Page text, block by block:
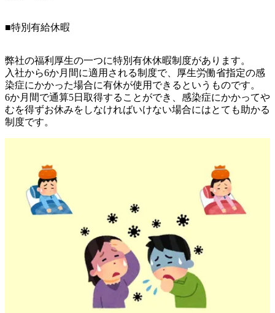
■特別有給休暇
弊社の福利厚生の一つに特別有休休暇制度があります。
入社から6か月間に適用される制度で、厚生労働省指定の感
染症にかかった場合に有休が使用できるというものです。
6か月間で通算5日取得することができ、感染症にかかってや
むを得ずお休みをしなければいけない場合にはとても助かる
制度です。